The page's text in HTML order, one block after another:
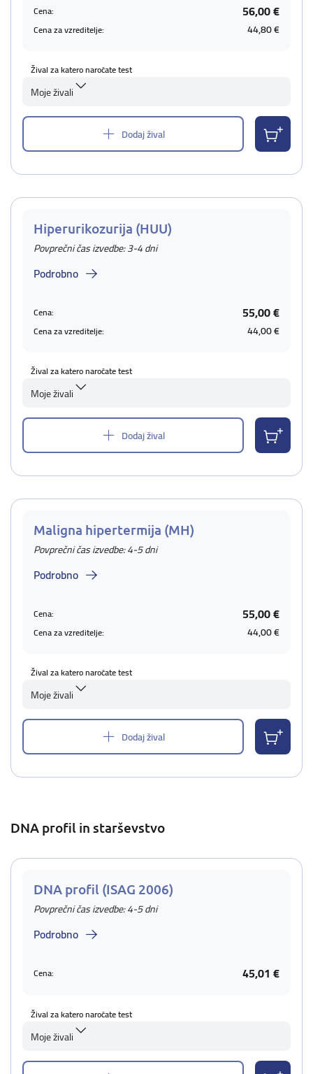
Cena: 56,00 €
Cena za vzreditelje: 44,80 €
Žival za katero naročate test
Moje živali
Dodaj žival
Hiperurikozurija (HUU)
Povprečni čas izvedbe: 3-4 dni
Podrobno
Cena: 55,00 €
Cena za vzreditelje: 44,00 €
Žival za katero naročate test
Moje živali
Dodaj žival
Maligna hipertermija (MH)
Povprečni čas izvedbe: 4-5 dni
Podrobno
Cena: 55,00 €
Cena za vzreditelje: 44,00 €
Žival za katero naročate test
Moje živali
Dodaj žival
DNA profil in starševstvo
DNA profil (ISAG 2006)
Povprečni čas izvedbe: 4-5 dni
Podrobno
Cena: 45,01 €
Žival za katero naročate test
Moje živali